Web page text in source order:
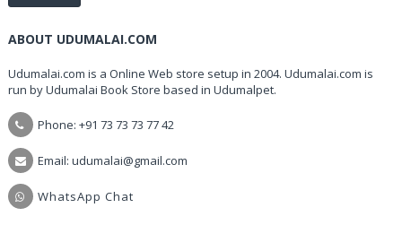
ABOUT UDUMALAI.COM
Udumalai.com is a Online Web store setup in 2004. Udumalai.com is
run by Udumalai Book Store based in Udumalpet.
Phone: +91 73 73 73 77 42
Email: udumalai@gmail.com
WhatsApp Chat